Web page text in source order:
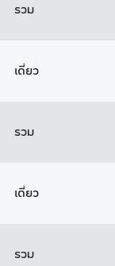
รวม
เดี่ยว
รวม
เดี่ยว
รวม